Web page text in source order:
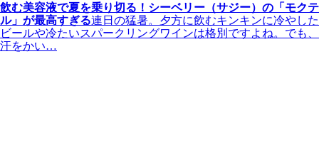
飲む美容液で夏を乗り切る！シーベリー（サジー）の「モクテ
ル」が最高すぎる連日の猛暑。夕方に飲むキンキンに冷やした
ビールや冷たいスパークリングワインは格別ですよね。でも、
汗をかい…